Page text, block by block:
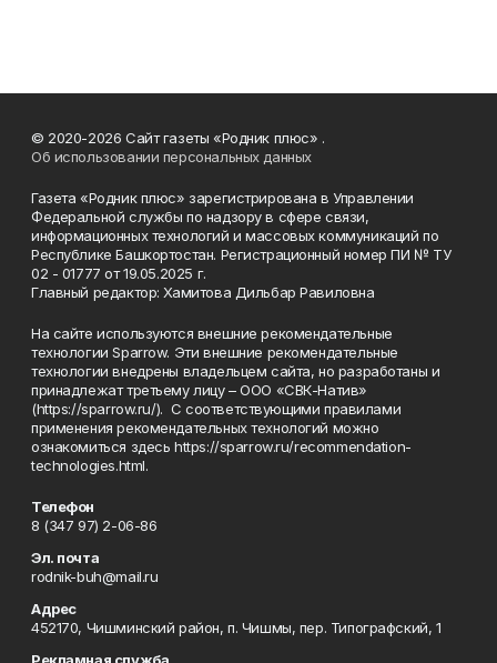
© 2020-2026 Сайт газеты «Родник плюс» .
Об использовании персональных данных
Газета «Родник плюс» зарегистрирована в Управлении
Федеральной службы по надзору в сфере связи,
информационных технологий и массовых коммуникаций по
Республике Башкортостан. Регистрационный номер ПИ № ТУ
02 - 01777 от 19.05.2025 г.
Главный редактор: Хамитова Дильбар Равиловна
На сайте используются внешние рекомендательные
технологии Sparrow. Эти внешние рекомендательные
технологии внедрены владельцем сайта, но разработаны и
принадлежат третьему лицу – ООО «СВК-Натив»
(https://sparrow.ru/). С соответствующими правилами
применения рекомендательных технологий можно
ознакомиться здесь https://sparrow.ru/recommendation-
technologies.html.
Телефон
8 (347 97) 2-06-86
Эл. почта
rodnik-buh@mail.ru
Адрес
452170, Чишминский район, п. Чишмы, пер. Типографский, 1